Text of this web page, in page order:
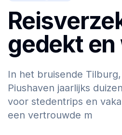
gedekt
In het bruisende
Piushaven jaarlijks
voor stedentrips en
een vertrouwde m